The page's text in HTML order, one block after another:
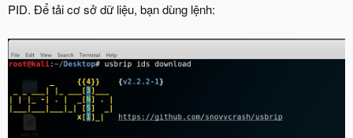
PID. Để tải cơ sở dữ liệu, bạn dùng lệnh: